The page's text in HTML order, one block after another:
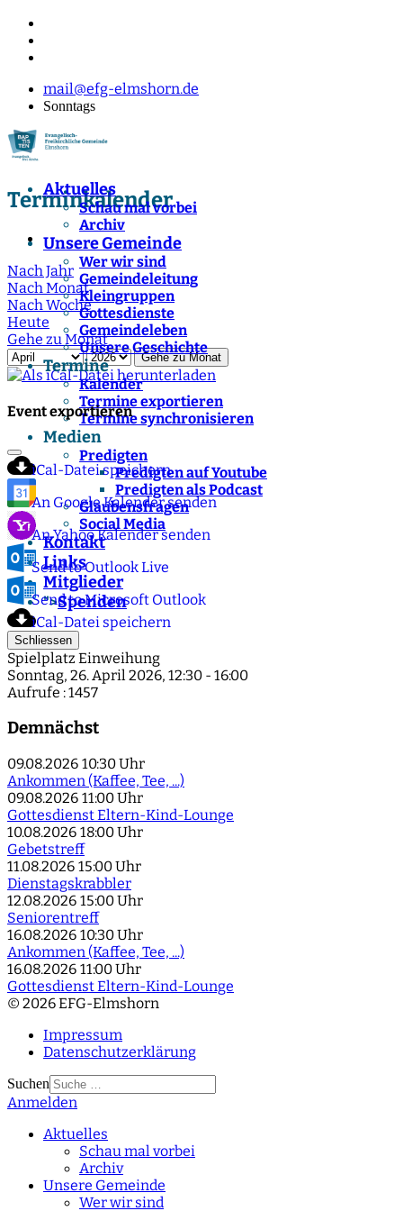
mail@efg-elmshorn.de
Sonntags
Aktuelles
Schau mal vorbei
Archiv
Unsere Gemeinde
Wer wir sind
Gemeindeleitung
Kleingruppen
Gottesdienste
Gemeindeleben
Unsere Geschichte
Termine
Kalender
Termine exportieren
Termine synchronisieren
Medien
Predigten
Predigten auf Youtube
Predigten als Podcast
Glaubensfragen
Social Media
Kontakt
Links
Mitglieder
">Spenden
Terminkalender
Nach Jahr
Nach Monat
Nach Woche
Heute
Gehe zu Monat
Gehe zu Monat
Event exportieren
iCal-Datei speichern
An Google Kalender senden
An Yahoo Kalender senden
Send to Outlook Live
Send to Microsoft Outlook
iCal-Datei speichern
Schliessen
Spielplatz Einweihung
Sonntag, 26. April 2026, 12:30 - 16:00
Aufrufe : 1457
Demnächst
09.08.2026 10:30 Uhr
Ankommen (Kaffee, Tee, ...)
09.08.2026 11:00 Uhr
Gottesdienst Eltern-Kind-Lounge
10.08.2026 18:00 Uhr
Gebetstreff
11.08.2026 15:00 Uhr
Dienstagskrabbler
12.08.2026 15:00 Uhr
Seniorentreff
16.08.2026 10:30 Uhr
Ankommen (Kaffee, Tee, ...)
16.08.2026 11:00 Uhr
Gottesdienst Eltern-Kind-Lounge
© 2026 EFG-Elmshorn
Impressum
Datenschutzerklärung
Suchen
Type 2 or more
Anmelden
Aktuelles
Schau mal vorbei
Archiv
Unsere Gemeinde
Wer wir sind